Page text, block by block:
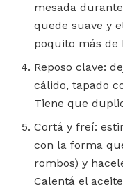
mesada
quede suave y
poquito más de
Reposo clave:
cálido, tapado
Tiene que
Cortá y freí:
con la forma
rombos) y
Calentá el